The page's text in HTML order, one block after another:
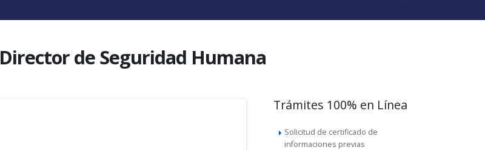
Director de Seguridad Humana
Trámites 100% en Línea
Solicitud de certificado de
informaciones previas